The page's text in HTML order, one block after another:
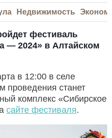
Недвижимость
фестиваль
— 2024» в Алтайском
в 12:00 в селе
проведения станет
комплекс «Сибирское
сайте фестиваля.